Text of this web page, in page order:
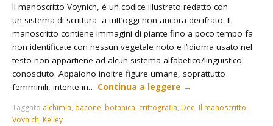
Il manoscritto Voynich, è un codice illustrato redatto con
un sistema di scrittura a tutt’oggi non ancora decifrato. Il
manoscritto contiene immagini di piante fino a poco tempo fa
non identificate con nessun vegetale noto e l’idioma usato nel
testo non appartiene ad alcun sistema alfabetico/linguistico
conosciuto. Appaiono inoltre figure umane, soprattutto
femminili, intente in… Continua a leggere →
Taggato alchimia, bacone, botanica, crittografia, Dee, Il manoscritto
Voynich, Kelley